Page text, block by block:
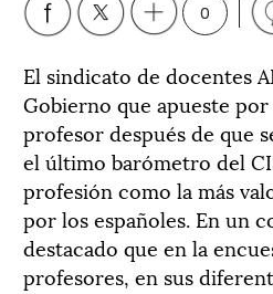
0
El sindicato de docentes
Gobierno que apueste
profesor después de que
el último barómetro del
profesión como la más
por los españoles. En un
destacado que en la
profesores, en sus